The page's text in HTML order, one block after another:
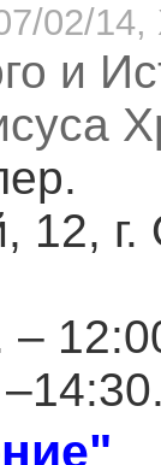
02/14,
и
12,
–